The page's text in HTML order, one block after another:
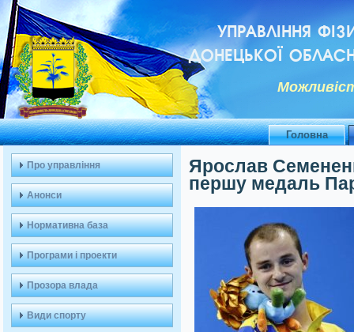
УПРАВЛІННЯ
ДОНЕЦЬКОЇ
Головна
Про управління
Анонси
Нормативна база
Програми і проекти
Прозора влада
Види спорту
Ярослав
першу медаль